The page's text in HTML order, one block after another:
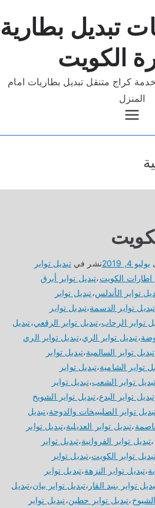
تبديل بطارية
الكويت
90076655/60009816 خدمة كراج متنقل تبديل بطاريات امام
المنزل
يوليو 4, 2019 نشر فيتبديل تواير
اطارات الكويت،تبديل تواير أبرق
تواير الأندلس،تبديل تواير
تبديل تواير الدسمة،تبديل تواير
تواير الرحاب،تبديل تواير الرقعي،تبديل
،تبديل تواير الري،تبديل تواير الري
تبديل تواير السالمية،تبديل تواير
تواير الشامية،تبديل تواير
تبديل تواير الشعب،تبديل تواير
تواير البدع،تبديل تواير الشويخ
تواير الصليبيخات والدوحة،تبديل
،تبديل تواير العديلية،تبديل تواير
،تبديل تواير الفروانية،تبديل تواير
تبديل تواير الكويت،تبديل تواير
،تبديل تواير النزهة،تبديل تواير
تواير بنيد القار ،تبديل تواير بيان،تبديل
،تبديل تواير حطين،تبديل تواير